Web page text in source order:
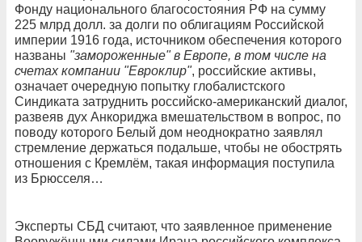
Фонду национального благосостояния РФ на сумму
225 млрд долл. за долги по облигациям Российской
империи 1916 года, источником обеспечения которого
названы "замороженные" в Европе, в том числе на
счетах компании "Евроклир", российские активы,
означает очередную попытку глобалистского
Синдиката затруднить российско-американский диалог,
развеяв дух Анкориджа вмешательством в вопрос, по
поводу которого Белый дом неоднократно заявлял
стремление держаться подальше, чтобы не обострять
отношения с Кремлём, такая информация поступила
из Брюсселя…
Эксперты СБД считают, что заявленное применение